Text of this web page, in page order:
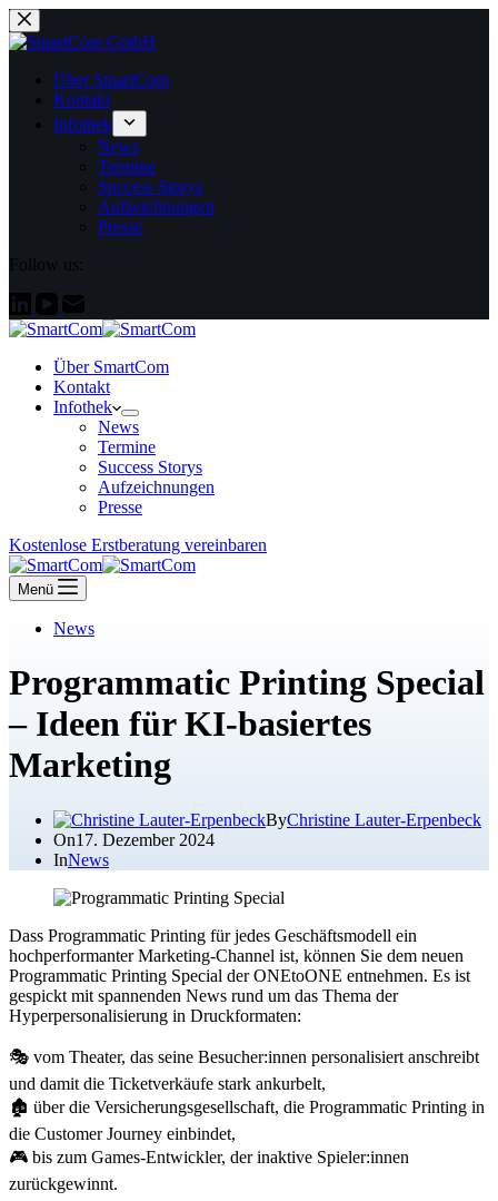
Zum
Inhalt
Über SmartCom
Kontakt
Infothek
News
Termine
Success Storys
Aufzeichnungen
Presse
Follow us:
Über SmartCom
Kontakt
Infothek
News
Termine
Success Storys
Aufzeichnungen
Presse
Kostenlose Erstberatung vereinbaren
Menü
News
Programmatic Printing Special
– Ideen für KI-basiertes
Marketing
ByChristine Lauter-Erpenbeck
On17. Dezember 2024
InNews
Dass Programmatic Printing für jedes Geschäftsmodell ein
hochperformanter Marketing-Channel ist, können Sie dem neuen
Programmatic Printing Special der ONEtoONE entnehmen. Es ist
gespickt mit spannenden News rund um das Thema der
Hyperpersonalisierung in Druckformaten:
🎭 vom Theater, das seine Besucher:innen personalisiert anschreibt
und damit die Ticketverkäufe stark ankurbelt,
🏚 über die Versicherungsgesellschaft, die Programmatic Printing in
die Customer Journey einbindet,
🎮 bis zum Games-Entwickler, der inaktive Spieler:innen
zurückgewinnt.